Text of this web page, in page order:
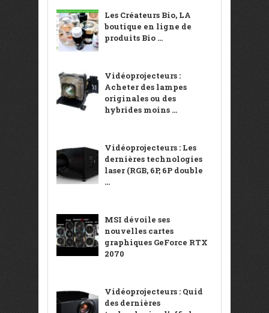
Les Créateurs Bio, LA
boutique en ligne de
produits Bio ...
Vidéoprojecteurs :
Acheter des lampes
originales ou des
hybrides moins ...
Vidéoprojecteurs : Les
dernières technologies
laser (RGB, 6P, 6P double
...
MSI dévoile ses
nouvelles cartes
graphiques GeForce RTX
2070
Vidéoprojecteurs : Quid
des dernières